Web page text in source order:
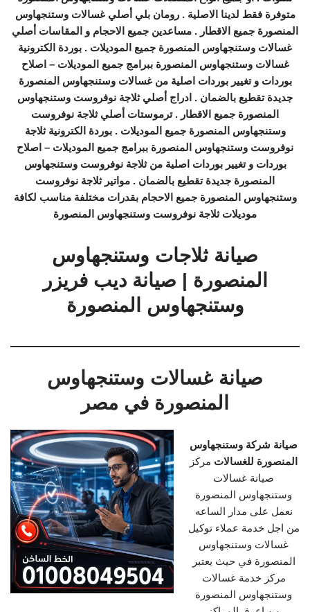
متوفرة فقط لدينا الاصلية . رومان بلي أصلي غسالات وستنجهاوس
المنصورة جميع الاقطار . مساعدين جميع الاحجام و المقاسات أصلي
غسالات وستنجهاوس المنصورة جميع الموديلات . بوردة الكترونية
غسالات وستنجهاوس المنصورة ببرامج جميع الموديلات – اصلاح
بوردات و تغيير بوردات اصلية من غسالات وستنجهاوس المنصورة
جديدة تقطيع بالضمان . ادراج أصلي ثلاجة نوفروست وستنجهاوس
المنصورة جميع الاقطار . ترموستات أصلي ثلاجة نوفروست
وستنجهاوس المنصورة جميع الموديلات . بوردة الكترونية ثلاجة
نوفروست وستنجهاوس المنصورة ببرامج جميع الموديلات – اصلاح
بوردات و تغيير بوردات اصلية من ثلاجة نوفروست وستنجهاوس
المنصورة جديدة تقطيع بالضمان . مواتير ثلاجة نوفروست
وستنجهاوس المنصورة جميع الاحجام بقدرات مختلفة مناسب لكافة
موديلات ثلاجة نوفروست وستنجهاوس المنصورة
صيانة ثلاجات وستنجهاوس
المنصورة | صيانة ديب فريزر
وستنجهاوس المنصورة
صيانة غسالات وستنجهاوس
المنصورة في مصر
صيانة شركة وستنجهاوس
المنصورة للغسالات مركز
صيانة غسالات
وستنجهاوس المنصورة
نعمل على مدار الساعه
من اجل خدمة عملاء توكيل
غسالات وستنجهاوس
المنصورة في حيث يعتبر
مركز خدمة غسالات
وستنجهاوس المنصورة